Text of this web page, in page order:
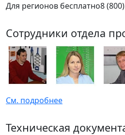
Для регионов бесплатно8
Сотрудники отдела
См. подробнее
Техническая